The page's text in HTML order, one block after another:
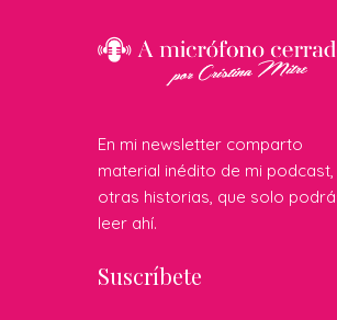
En mi newsletter comparto
material inédito de mi podcast,
otras historias, que solo
leer ahí.
Suscríbete